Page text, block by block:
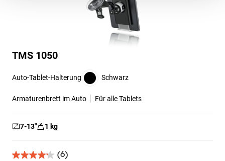
TMS 1050
Auto-Tablet-Halterung Schwarz
Armaturenbrett im Auto Für alle Tablets
7-13″ 1 kg
(6)